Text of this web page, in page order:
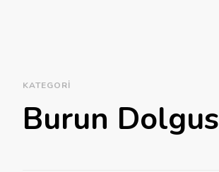
KATEGORI
Burun